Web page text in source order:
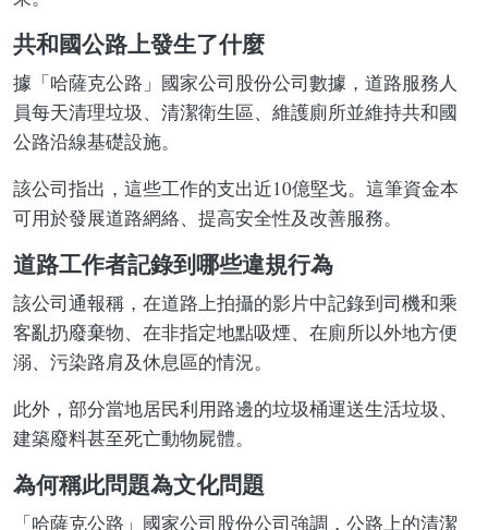
共和國公路上發生了什麼
據「哈薩克公路」國家公司股份公司數據，道路服務人
員每天清理垃圾、清潔衛生區、維護廁所並維持共和國
公路沿線基礎設施。
該公司指出，這些工作的支出近10億堅戈。這筆資金本
可用於發展道路網絡、提高安全性及改善服務。
道路工作者記錄到哪些違規行為
該公司通報稱，在道路上拍攝的影片中記錄到司機和乘
客亂扔廢棄物、在非指定地點吸煙、在廁所以外地方便
溺、污染路肩及休息區的情況。
此外，部分當地居民利用路邊的垃圾桶運送生活垃圾、
建築廢料甚至死亡動物屍體。
為何稱此問題為文化問題
「哈薩克公路」國家公司股份公司強調，公路上的清潔